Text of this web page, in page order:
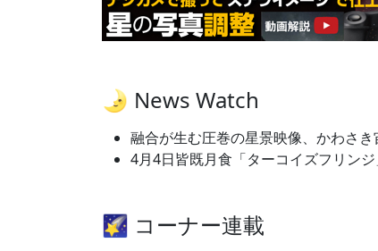
🌛 News Watch
融合が生む圧巻の星景映像、かわさ
4月4日皆既月食「ターコイズフリン
🌠 コーナー連載